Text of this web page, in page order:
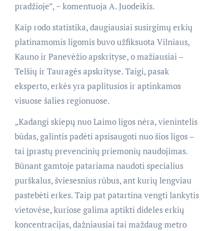
pradžioje”, − komentuoja A. Juodeikis.
Kaip rodo statistika, daugiausiai susirgimų erkių
platinamomis ligomis buvo užfiksuota Vilniaus,
Kauno ir Panevėžio apskrityse, o mažiausiai –
Telšių ir Tauragės apskrityse. Taigi, pasak
eksperto, erkės yra paplitusios ir aptinkamos
visuose šalies regionuose.
„Kadangi skiepų nuo Laimo ligos nėra, vienintelis
būdas, galintis padėti apsisaugoti nuo šios ligos –
tai įprastų prevencinių priemonių naudojimas.
Būnant gamtoje patariama naudoti specialius
purškalus, šviesesnius rūbus, ant kurių lengviau
pastebėti erkes. Taip pat patartina vengti lankytis
vietovėse, kuriose galima aptikti dideles erkių
koncentracijas, dažniausiai tai maždaug metro